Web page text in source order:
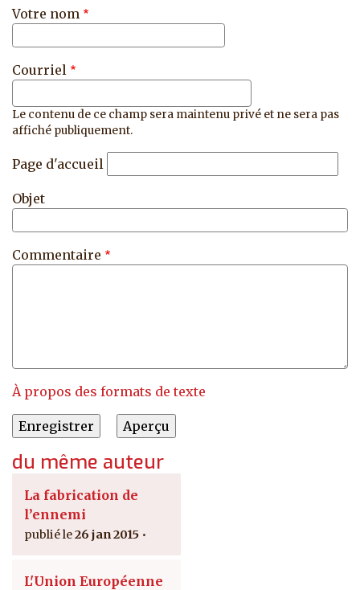
Votre nom
Courriel
Le contenu de ce champ sera maintenu privé et ne sera pas
affiché publiquement.
Page d'accueil
Objet
Commentaire
À propos des formats de texte
du même auteur
La fabrication de
l’ennemi
26 jan 2015
L'Union Européenne